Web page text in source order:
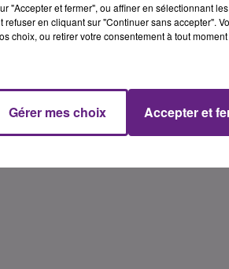
"Accepter et fermer", ou affiner en sélectionnant
refuser en cliquant sur "Continuer sans accepter".
choix, ou retirer votre consentement à tout
Gérer mes choix Accepter et